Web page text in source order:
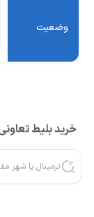
وضعیت
خرید بلیط تعاونی 1 ایران پیما از ترمینال جنوب (خزانه)